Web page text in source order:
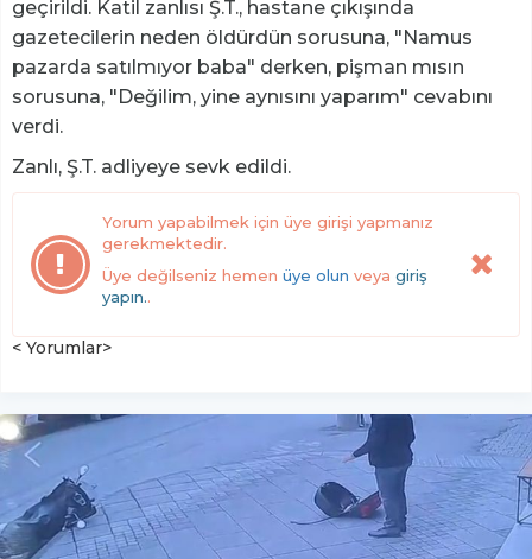
geçirildi. Katil zanlısı Ş.T., hastane çıkışında
gazetecilerin neden öldürdün sorusuna, "Namus
pazarda satılmıyor baba" derken, pişman mısın
sorusuna, "Değilim, yine aynısını yaparım" cevabını
verdi.
Zanlı, Ş.T. adliyeye sevk edildi.
Yorum yapabilmek için üye girişi yapmanız
gerekmektedir.
Üye değilseniz hemen üye olun veya giriş
yapın..
< Yorumlar>